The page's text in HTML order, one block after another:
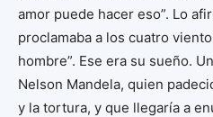
amor puede hacer eso”. Lo
proclamaba a los cuatro
hombre”. Ese era su sueño.
Nelson Mandela, quien
y la tortura, y que llegaría a